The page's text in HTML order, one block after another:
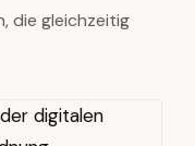
die gleichzeitig